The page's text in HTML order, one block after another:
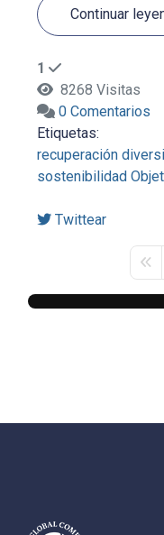
Continuar
1
8268 Visitas
0 Comentarios
Etiquetas:
recuperación
sostenibilidad
Twittear